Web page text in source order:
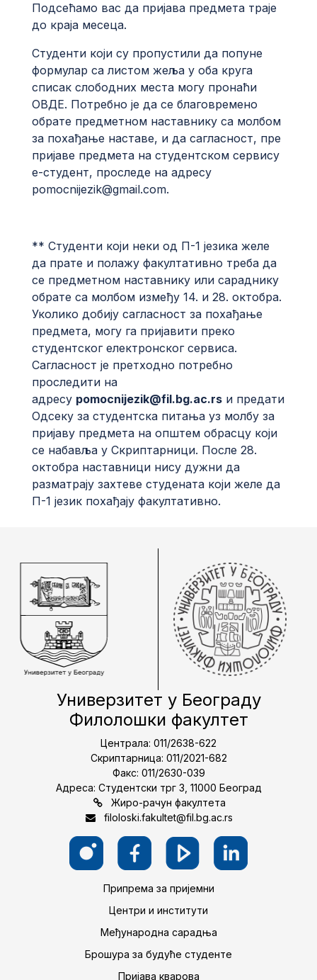
Подсећамо вас да пријава предмета траје
до краја месеца.
Студенти који су пропустили да попуне
формулар са листом жеља у оба круга
списак слободних места могу пронаћи
ОВДЕ. Потребно је да се благовремено
обрате предметном наставнику са молбом
за похађање наставе, и да сагласност, пре
пријаве предмета на студентском сервису
е-студент, проследе на адресу
pomocnijezik@gmail.com.
** Студенти који неки од П-1 језика желе
да прате и полажу факултативно треба да
се предметном наставнику или сараднику
обрате са молбом између 14. и 28. октобра.
Уколико добију сагласност за похађање
предмета, могу га пријавити преко
студентског електронског сервиса.
Сагласност је претходно потребно
проследити на
адресу pomocnijezik@fil.bg.ac.rsи предати
Одсеку за студентска питања уз молбу за
пријаву предмета на општем обрасцу који
се набавља у Скриптарници. После 28.
октобра наставници нису дужни да
разматрају захтеве студената који желе да
П-1 језик похађају факултативно.
Универзитет у Београду
Филолошки факултет
Централа: 011/2638-622
Скриптарница: 011/2021-682
Факс: 011/2630-039
Адреса: Студентски трг 3, 11000 Београд
Жиро-рачун факултета
filoloski.fakultet@fil.bg.ac.rs
Припрема за пријемни
Центри и институти
Међународна сарадња
Брошура за будуће студенте
Пријава кварова